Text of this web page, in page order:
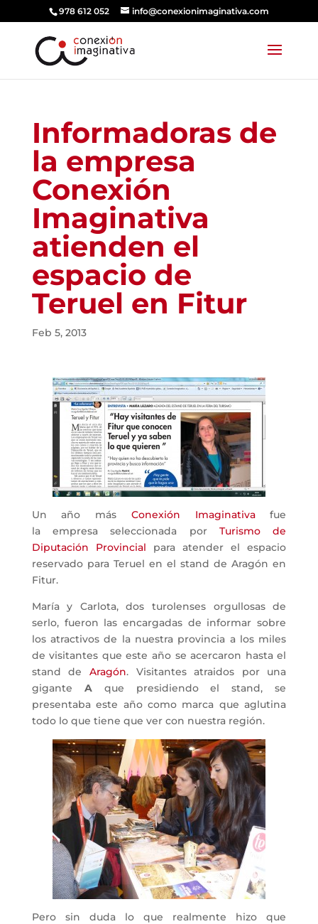
978 612 052 info@conexionimaginativa.com
Informadoras de
la empresa
Conexión
Imaginativa
atienden el
espacio de
Teruel en Fitur
Feb 5, 2013
Un año más Conexión Imaginativafue
la empresa seleccionada por Turismo de
Diputación Provincial para atender el espacio
reservado para Teruel en el stand de Aragón en
Fitur.
María y Carlota, dos turolenses orgullosas de
serlo, fueron las encargadas de informar sobre
los atractivos de la nuestra provincia a los miles
de visitantes que este año se acercaron hasta el
stand de Aragón. Visitantes atraidos por una
gigante Aque presidiendo el stand, se
presentaba este año como marca que aglutina
todo lo que tiene que ver con nuestra región.
Pero sin duda lo que realmente hizo que